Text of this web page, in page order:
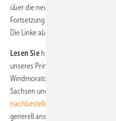
über die neue Zusammensetzung
Fortsetzung oder Beendigung der
Die Linke ab.
Lesen Sie hierzu auch in unserer
unseres Print-Magazins die Analyse
Windmoratorium und zu den
Sachsen und Thüringen. Sie
nachbestellen
generell ansonsten einen Eindruck